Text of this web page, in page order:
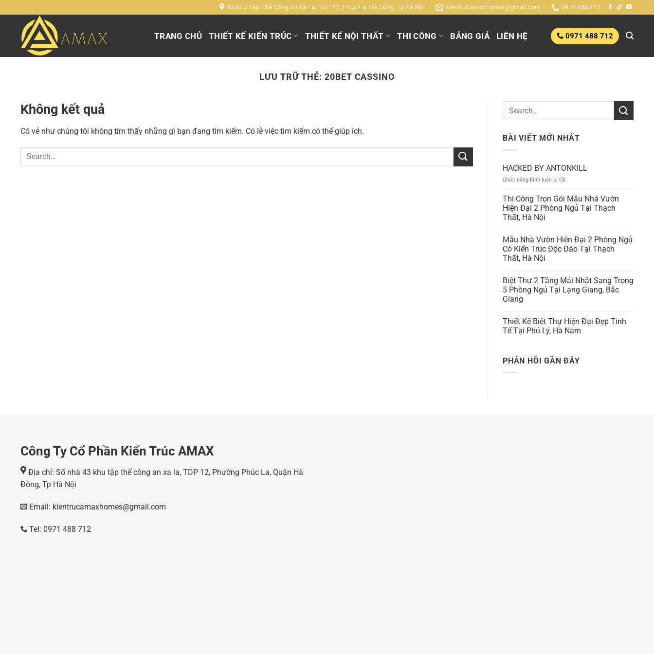
đến
43 Khu Tập Thể Công An Xa La, TDP 12, Phúc La, Hà Đông, Tp Hà Nội kientrucamaxhomes@gmail.com 0971.488.712
TRANG CHỦ THIẾT KẾ KIẾN TRÚC THIẾT KẾ NỘI THẤT THI CÔNG BẢNG GIÁ LIÊN HỆ 0971 488 712
LƯU TRỮ THẺ: 20BET CASSINO
Không kết quả
Có vẻ như chúng tôi không tìm thấy những gì bạn đang tìm kiếm. Có lẽ việc tìm kiếm có thể giúp ích.
BÀI VIẾT MỚI NHẤT
HACKED BY ANTONKILL
Chức năng bình luận bị tắt
BY
ANTONKILL
Thi Công Trọn Gói Mẫu Nhà Vườn
Hiện Đại 2 Phòng Ngủ Tại Thạch
Thất, Hà Nội
Mẫu Nhà Vườn Hiện Đại 2 Phòng Ngủ
Có Kiến Trúc Độc Đáo Tại Thạch
Thất, Hà Nội
Biệt Thự 2 Tầng Mái Nhật Sang Trọng
5 Phòng Ngủ Tại Lạng Giang, Bắc
Giang
Thiết Kế Biệt Thự Hiện Đại Đẹp Tinh
Tế Tại Phủ Lý, Hà Nam
PHẢN HỒI GẦN ĐÂY
Công Ty Cổ Phần Kiến Trúc AMAX
Địa chỉ: Số nhà 43 khu tập thể công an xa la, TDP 12, Phường Phúc La, Quận Hà
Đông, Tp Hà Nội
Email: kientrucamaxhomes@gmail.com
Tel: 0971 488 712